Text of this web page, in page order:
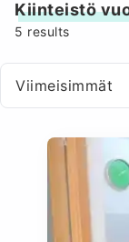
Kiinteistö
5 results
Viimeisimmät